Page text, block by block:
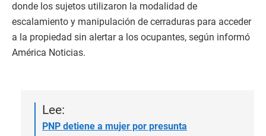
donde los sujetos utilizaron la modalidad de
escalamiento y manipulación de cerraduras para acceder
a la propiedad sin alertar a los ocupantes, según informó
América Noticias.
Lee:
PNP detiene a mujer por presunta